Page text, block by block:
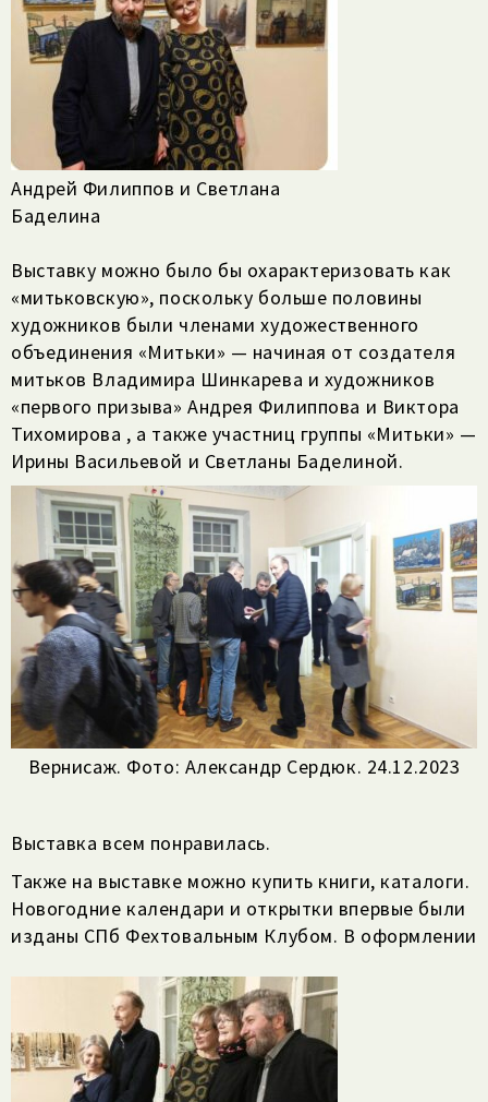
Андрей Филиппов и Светлана
Баделина
Выставку можно было бы охарактеризовать как
«митьковскую», поскольку больше половины
художников были членами художественного
объединения «Митьки» — начиная от создателя
митьков Владимира Шинкарева и художников
«первого призыва» Андрея Филиппова и Виктора
Тихомирова , а также участниц группы «Митьки» —
Ирины Васильевой и Светланы Баделиной.
Вернисаж. Фото: Александр Сердюк. 24.12.2023
Выставка всем понравилась.
Также на выставке можно купить книги, каталоги.
Новогодние календари и открытки впервые были
изданы СПб Фехтовальным Клубом. В оформлении